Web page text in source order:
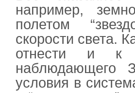
например,
полетом
скорости света.
отнести и к
наблюдающего
условия в